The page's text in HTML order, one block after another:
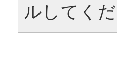
ルしてくだ